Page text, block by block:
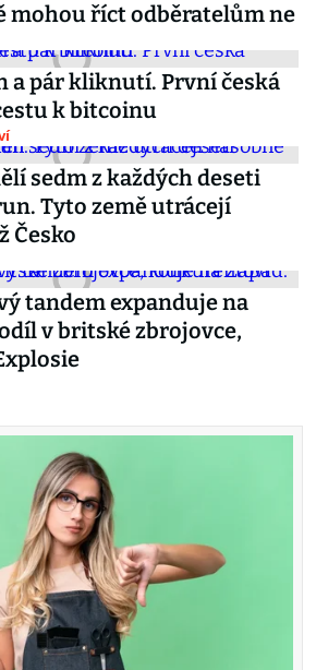
mohou říct odběratelům ne
a pár kliknutí. První česká
k bitcoinu
sedm z každých deseti
Tyto země utrácejí
Česko
tandem expanduje na
v britské zbrojovce,